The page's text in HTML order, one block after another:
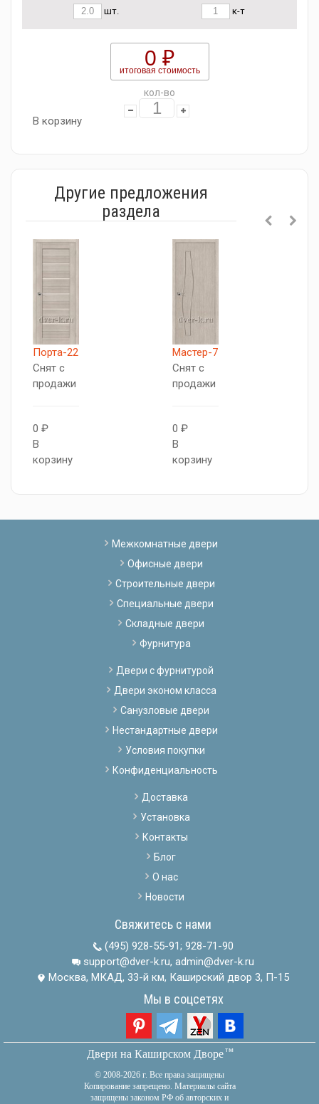
шт. к-т
0 ₽
итоговая стоимость
кол-во
В корзину
Другие предложения
раздела
Порта-22
Снят с
продажи
0 ₽
В
корзину
Мастер-7
Снят с
продажи
0 ₽
В
корзину
Межкомнатные двери
Офисные двери
Строительные двери
Специальные двери
Складные двери
Фурнитура
Двери с фурнитурой
Двери эконом класса
Санузловые двери
Нестандартные двери
Условия покупки
Конфиденциальность
Доставка
Установка
Контакты
Блог
О нас
Новости
Свяжитесь с нами
(495) 928-55-91; 928-71-90
support@dver-k.ru, admin@dver-k.ru
Москва, МКАД, 33-й км, Каширский двор 3, П-15
Мы в соцсетях
Двери на Каширском Дворетм
© 2008-2026 г. Все права защищены
Копирование запрещено. Материалы сайта
защищены законом РФ об авторских и